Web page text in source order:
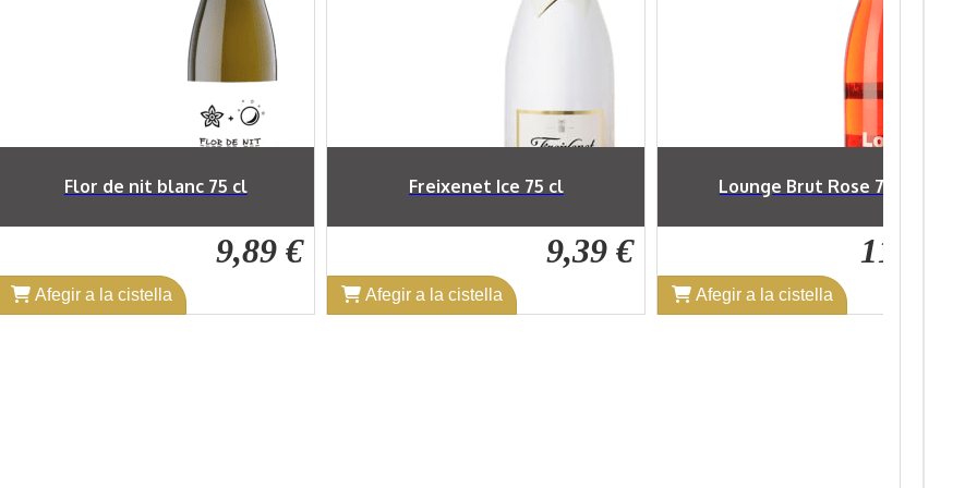
Freixenet Ice 75 cl
9,39 €
Afegir a la cistella
Lounge Brut Rose 75 cl
11,69 €
Afegir a la cistella
Pocapena Cava Brut Nature 75 cl
Afegir a la cistella